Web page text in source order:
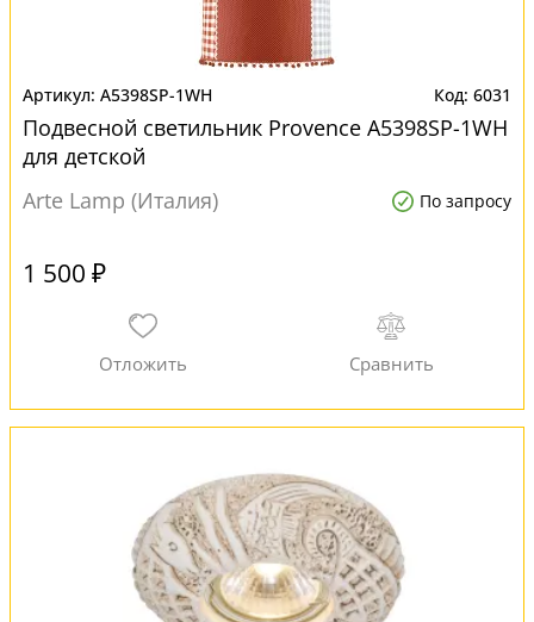
A5398SP-1WH 6031
Подвесной светильник Provence A5398SP-1WH
для детской
Arte Lamp (Италия)
По запросу
1 500 ₽